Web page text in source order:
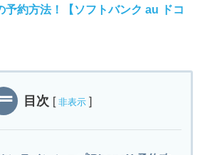
約方法！【ソフトバンク au ドコ
目次 [ 非表示 ]